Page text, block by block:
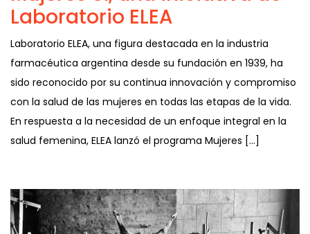
Laboratorio ELEA
Laboratorio ELEA, una figura destacada en la industria
farmacéutica argentina desde su fundación en 1939, ha
sido reconocido por su continua innovación y compromiso
con la salud de las mujeres en todas las etapas de la vida.
En respuesta a la necesidad de un enfoque integral en la
salud femenina, ELEA lanzó el programa Mujeres […]